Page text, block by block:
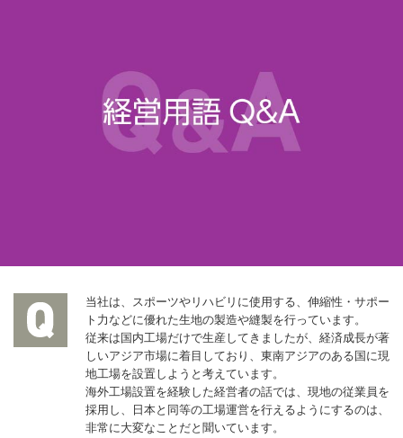
当社は、スポーツやリハビリに使用する、伸縮性・サポー
ト力などに優れた生地の製造や縫製を行っています。
従来は国内工場だけで生産してきましたが、経済成長が著
しいアジア市場に着目しており、東南アジアのある国に現
地工場を設置しようと考えています。
海外工場設置を経験した経営者の話では、現地の従業員を
採用し、日本と同等の工場運営を行えるようにするのは、
非常に大変なことだと聞いています。